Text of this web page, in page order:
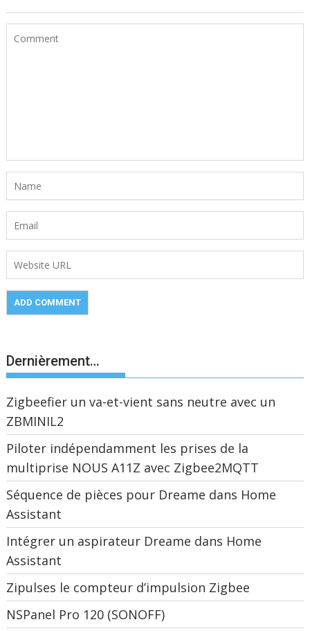
Dernièrement…
Zigbeefier un va-et-vient sans neutre avec un
ZBMINIL2
Piloter indépendamment les prises de la
multiprise NOUS A11Z avec Zigbee2MQTT
Séquence de pièces pour Dreame dans Home
Assistant
Intégrer un aspirateur Dreame dans Home
Assistant
Zipulses le compteur d’impulsion Zigbee
NSPanel Pro 120 (SONOFF)